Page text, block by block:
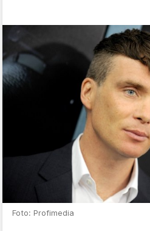
Foto: Profimedia